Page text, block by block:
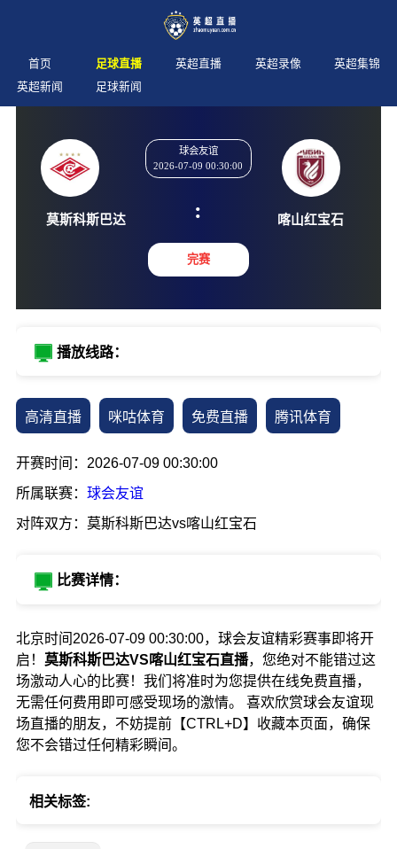
首页 足球直播 英超直播 英超录像
英超集锦
英超新闻
足球新闻
莫斯科斯巴达 :
播放线路：
高清直播 咪咕体育 免费直播 腾讯体育
开赛时间：2026-07-09 00:30:00
所属联赛： 球会友谊
对阵双方：莫斯科斯巴达vs喀山红宝石
比赛详情：
北京时间2026-07-09 00:30:00，球会友谊精彩赛事即将开
启！ 莫斯科斯巴达VS喀山红宝石直播，您绝对不能错过这
场激动人心的比赛！我们将准时为您提供在线免费直播，
无需任何费用即可感受现场的激情。 喜欢欣赏球会友谊现
场直播的朋友，不妨提前【CTRL+D】收藏本页面，确保
您不会错过任何精彩瞬间。
相关标签: